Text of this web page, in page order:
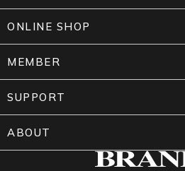
ONLINE SHOP
MEMBER
SUPPORT
ABOUT